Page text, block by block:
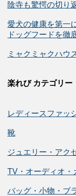
陰寺も驚愕の切り
愛犬の健康を第一
ドッグフードを徹
ミャクミャクハウ
楽れび カテゴリー
レディースファッ
靴
ジュエリー・アク
TV・オーディオ・
バッグ・小物・ブ